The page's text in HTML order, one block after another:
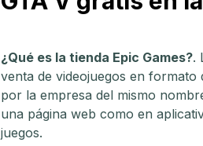
¿Qué es la tienda Epic Games?.
venta de videojuegos en formato
por la empresa del mismo
una página web como en
juegos.